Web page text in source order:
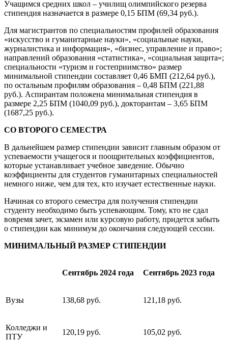
Учащимся средних школ – училищ олимпийского резерва
стипендия назначается в размере 0,15 БПМ (69,34 руб.).
Для магистрантов по специальностям профилей образования
«искусство и гуманитарные науки», «социальные науки,
журналистика и информация», «бизнес, управление и право»;
направлений образования «статистика», «социальная защита»;
специальности «туризм и гостеприимство» размер
минимальной стипендии составляет 0,46 БМП (212,64 руб.),
по остальным профилям образования – 0,48 БПМ (221,88
руб.). Аспирантам положена минимальная стипендия в
размере 2,25 БПМ (1040,09 руб.), докторантам – 3,65 БПМ
(1687,25 руб.).
СО ВТОРОГО СЕМЕСТРА
В дальнейшем размер стипендии зависит главным образом от
успеваемости учащегося и поощрительных коэффициентов,
которые устанавливает учебное заведение. Обычно
коэффициенты для студентов гуманитарных специальностей
немного ниже, чем для тех, кто изучает естественные науки.
Начиная со второго семестра для получения стипендии
студенту необходимо быть успевающим. Тому, кто не сдал
вовремя зачет, экзамен или курсовую работу, придется забыть
о стипендии как минимум до окончания следующей сессии.
МИНИМАЛЬНЫЙ РАЗМЕР СТИПЕНДИИ
Сентябрь 2024 года Сентябрь 2023 года
Вузы 138,68 руб. 121,18 руб.
Колледжи и
ПТУ
120,19 руб. 105,02 руб.